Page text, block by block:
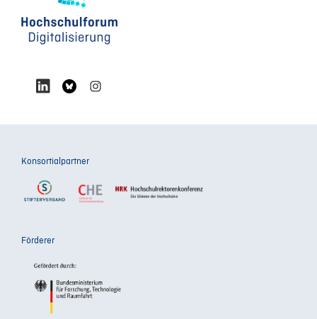
Konsortialpartner
Förderer